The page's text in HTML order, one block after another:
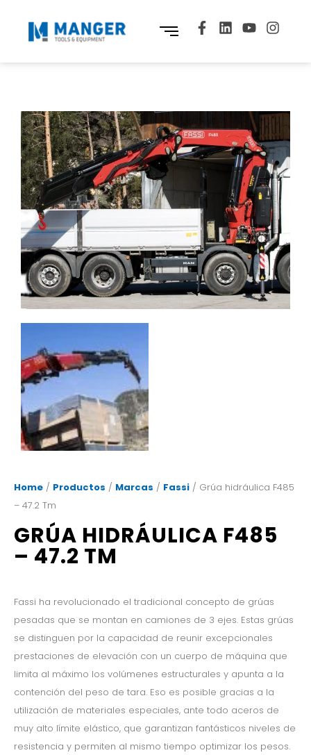
Home / Productos / Marcas / Fassi / Grúa hidráulica F485
– 47.2 Tm
GRÚA HIDRÁULICA F485
– 47.2 TM
Fassi ha revolucionado el tradicional concepto de grúas
pesadas que se montan en camiones de 3 ejes. Estas grúas
se distinguen por la capacidad de reunir excepcionales
prestaciones de elevación con un cuerpo de máquina que
limita al máximo los volúmenes estructurales y apunta a la
contención del peso de tara. Eso es posible gracias a la
utilización de materiales especiales, ante todo aceros de
muy alto límite elástico, que garantizan fantásticos niveles de
resistencia y permiten al mismo tiempo optimizar los pesos.